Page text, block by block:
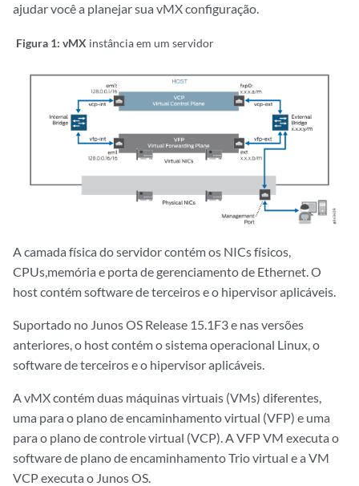
ajudar você a planejar sua vMX configuração.
Figura 1: vMX instância em um servidor
A camada física do servidor contém os NICs físicos,
CPUs,memória e porta de gerenciamento de Ethernet. O
host contém software de terceiros e o hipervisor aplicáveis.
Suportado no Junos OS Release 15.1F3 e nas versões
anteriores, o host contém o sistema operacional Linux, o
software de terceiros e o hipervisor aplicáveis.
A vMX contém duas máquinas virtuais (VMs) diferentes,
uma para o plano de encaminhamento virtual (VFP) e uma
para o plano de controle virtual (VCP). A VFP VM executa o
software de plano de encaminhamento Trio virtual e a VM
VCP executa o Junos OS.